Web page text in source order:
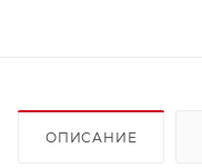
ОПИСАНИЕ